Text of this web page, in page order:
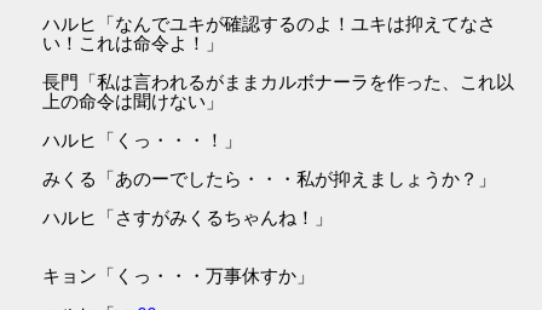
ハルヒ「なんでユキが確認するのよ！ユキは抑えてなさ
い！これは命令よ！」
長門「私は言われるがままカルボナーラを作った、これ以
上の命令は聞けない」
ハルヒ「くっ・・・！」
みくる「あのーでしたら・・・私が抑えましょうか？」
ハルヒ「さすがみくるちゃんね！」
キョン「くっ・・・万事休すか」